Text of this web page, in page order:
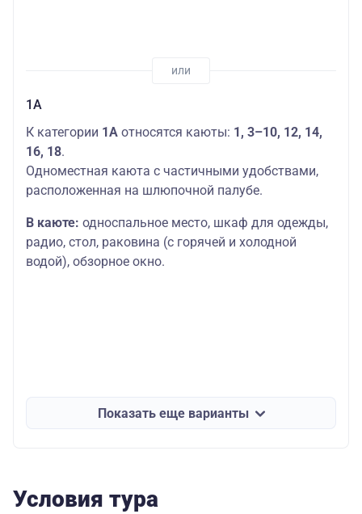
1А
К категории 1А относятся каюты: 1, 3–10, 12, 14,
16, 18.
Одноместная каюта с частичными удобствами,
расположенная на шлюпочной палубе.
В каюте: односпальное место, шкаф для одежды,
радио, стол, раковина (с горячей и холодной
водой), обзорное окно.
Показать еще варианты
Условия тура